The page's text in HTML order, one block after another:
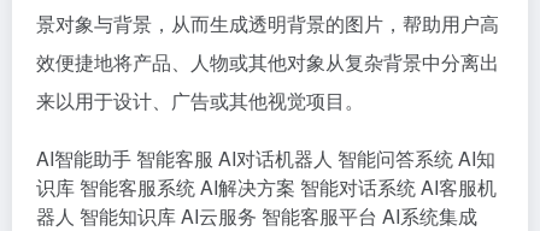
景对象与背景，从而生成透明背景的图片，帮助用户高
效便捷地将产品、人物或其他对象从复杂背景中分离出
来以用于设计、广告或其他视觉项目。
AI智能助手 智能客服 AI对话机器人 智能问答系统AI知
识库 智能客服系统AI解决方案 智能对话系统AI客服机
器人 智能知识库AI云服务 智能客服平台 AI系统集成